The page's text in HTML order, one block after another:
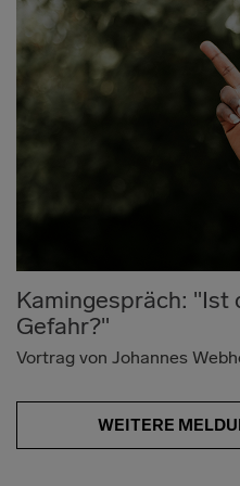
Kamingespräch: "Ist
Gefahr?"
Vortrag von Johannes
WEITERE